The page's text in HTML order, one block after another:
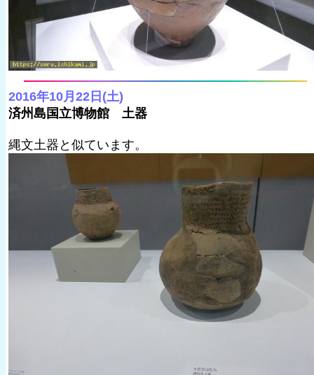
2016年10月22日(土)
済州島国立博物館 土器
縄文土器と似ています。